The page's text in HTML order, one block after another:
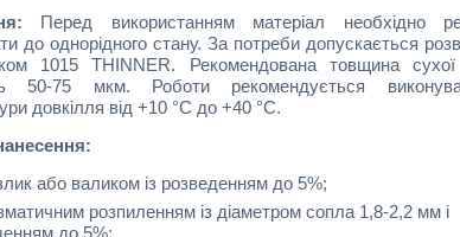
Перед використанням матеріал необхідно
до однорідного стану. За потреби допускається
1015 THINNER. Рекомендована товщина сухої
50-75 мкм. Роботи рекомендується
довкілля від +10 °C до +40 °C.
або валиком із розведенням до 5%;
розпиленням із діаметром сопла 1,8-2,2 мм і